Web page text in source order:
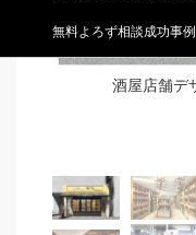
無料よろず相談成功事例
酒屋店舗デ